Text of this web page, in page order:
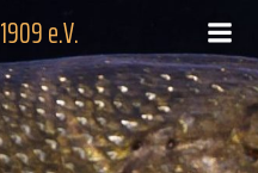
e.V.